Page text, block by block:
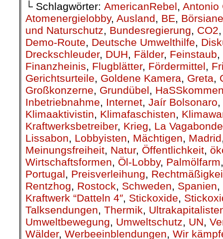
└ Schlagwörter: AmericanRebel, Antonio
Atomenergielobby, Ausland, BE,
und Naturschutz, Bundesregierung, CO2
Demo-Route, Deutsche Umwelthilfe,
Dreckschleuder, DUH, Fälder, Feinstaub,
Finanzheinis, Flugblätter, Fördermittel,
Gerichtsurteile, Goldene Kamera, Greta,
Großkonzerne, Grundübel,
Inbetriebnahme, Internet, Jaír Bolsonaro,
Klimaaktivistin, Klimafaschisten,
Kraftwerksbetreiber, Krieg, La Vagabonde
Lissabon, Lobbyisten, Mächtigen, Madrid
Meinungsfreiheit, Natur, Öffentlichkeit,
Wirtschaftsformen, Öl-Lobby, Palmölfarm
Portugal, Preisverleihung,
Rentzhog, Rostock, Schweden, Spanien,
Kraftwerk “Datteln 4″, Stickoxide,
Talksendungen, Thermik,
Umweltbewegung, Umweltschutz, UN,
Wälder, Werbeeinblendungen, Wir